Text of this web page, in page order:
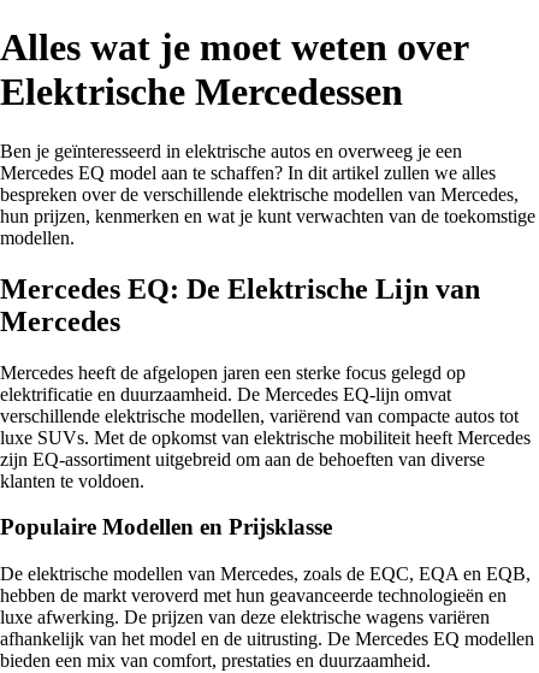
Alles wat je moet weten over
Elektrische Mercedessen
Ben je geïnteresseerd in elektrische autos en overweeg je een
Mercedes EQ model aan te schaffen? In dit artikel zullen we alles
bespreken over de verschillende elektrische modellen van Mercedes,
hun prijzen, kenmerken en wat je kunt verwachten van de toekomstige
modellen.
Mercedes EQ: De Elektrische Lijn van
Mercedes
Mercedes heeft de afgelopen jaren een sterke focus gelegd op
elektrificatie en duurzaamheid. De Mercedes EQ-lijn omvat
verschillende elektrische modellen, variërend van compacte autos tot
luxe SUVs. Met de opkomst van elektrische mobiliteit heeft Mercedes
zijn EQ-assortiment uitgebreid om aan de behoeften van diverse
klanten te voldoen.
Populaire Modellen en Prijsklasse
De elektrische modellen van Mercedes, zoals de EQC, EQA en EQB,
hebben de markt veroverd met hun geavanceerde technologieën en
luxe afwerking. De prijzen van deze elektrische wagens variëren
afhankelijk van het model en de uitrusting. De Mercedes EQ modellen
bieden een mix van comfort, prestaties en duurzaamheid.